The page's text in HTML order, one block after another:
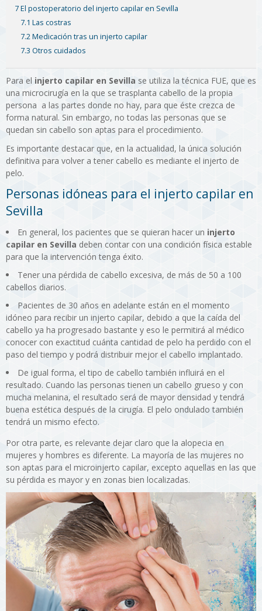
7 El postoperatorio del injerto capilar en Sevilla
7.1 Las costras
7.2 Medicación tras un injerto capilar
7.3 Otros cuidados
Para el injerto capilar en Sevilla se utiliza la técnica FUE, que es
una microcirugía en la que se trasplanta cabello de la propia
persona a las partes donde no hay, para que éste crezca de
forma natural. Sin embargo, no todas las personas que se
quedan sin cabello son aptas para el procedimiento.
Es importante destacar que, en la actualidad, la única solución
definitiva para volver a tener cabello es mediante el injerto de
pelo.
Personas idóneas para el injerto capilar en
Sevilla
En general, los pacientes que se quieran hacer un injerto
capilar en Sevilla deben contar con una condición física estable
para que la intervención tenga éxito.
Tener una pérdida de cabello excesiva, de más de 50 a 100
cabellos diarios.
Pacientes de 30 años en adelante están en el momento
idóneo para recibir un injerto capilar, debido a que la caída del
cabello ya ha progresado bastante y eso le permitirá al médico
conocer con exactitud cuánta cantidad de pelo ha perdido con el
paso del tiempo y podrá distribuir mejor el cabello implantado.
De igual forma, el tipo de cabello también influirá en el
resultado. Cuando las personas tienen un cabello grueso y con
mucha melanina, el resultado será de mayor densidad y tendrá
buena estética después de la cirugía. El pelo ondulado también
tendrá un mismo efecto.
Por otra parte, es relevante dejar claro que la alopecia en
mujeres y hombres es diferente. La mayoría de las mujeres no
son aptas para el microinjerto capilar, excepto aquellas en las que
su pérdida es mayor y en zonas bien localizadas.